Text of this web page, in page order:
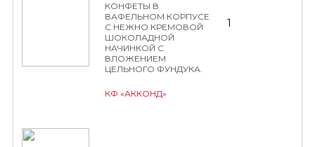
КОНФЕТЫ В
ВАФЕЛЬНОМ КОРПУСЕ
С НЕЖНО КРЕМОВОЙ
ШОКОЛАДНОЙ
НАЧИНКОЙ С
ВЛОЖЕНИЕМ
ЦЕЛЬНОГО ФУНДУКА.
КФ «АККОНД»
1